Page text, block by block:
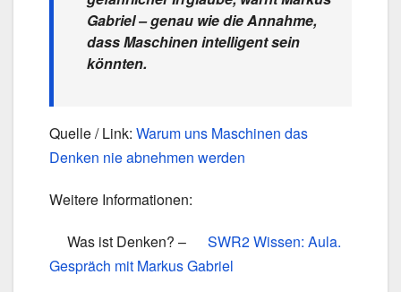
Gabriel – genau wie die Annahme,
dass Maschinen intelligent sein
könnten.
Quelle / Link: Warum uns Maschinen das
Denken nie abnehmen werden
Weitere Informationen:
Was ist Denken? –
SWR2 Wissen: Aula.
Gespräch mit Markus Gabriel